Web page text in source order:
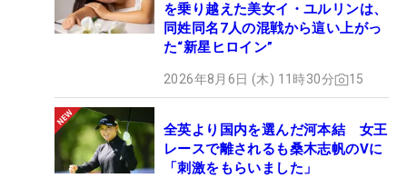
を乗り越えた美女イ・ユルリンは、
同姓同名7人の混戦から這い上がっ
た“新星ヒロイン”
2026年8月6日 (木) 11時30分 15
全英より国内を選んだ河本結 女王
レースで離されるも桑木志帆のVに
「刺激をもらいました」